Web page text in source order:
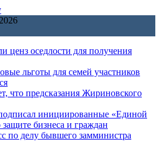
ценз оседлости для получения
льготы для семей участников
что предсказания Жириновского
инициированные «Единой
бизнеса и граждан
по делу бывшего замминистра